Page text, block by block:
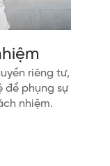
riêng tư,
để phụng sự
nhiệm.